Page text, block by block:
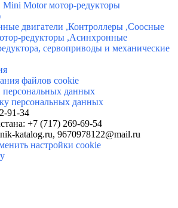
двигатели ,​Контроллеры ,​Соосные
редукторы ,​Асинхронные
сервоприводы и механические
файлов cookie
персональных данных
персональных данных
91-34
+7 (717) 269-69-54
katalog.ru, 9670978122@mail.ru
настройки cookie